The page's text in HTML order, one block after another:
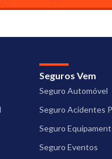
Seguros Vem
Seguro Automóvel
Seguro Acidentes
Seguro
Seguro Eventos